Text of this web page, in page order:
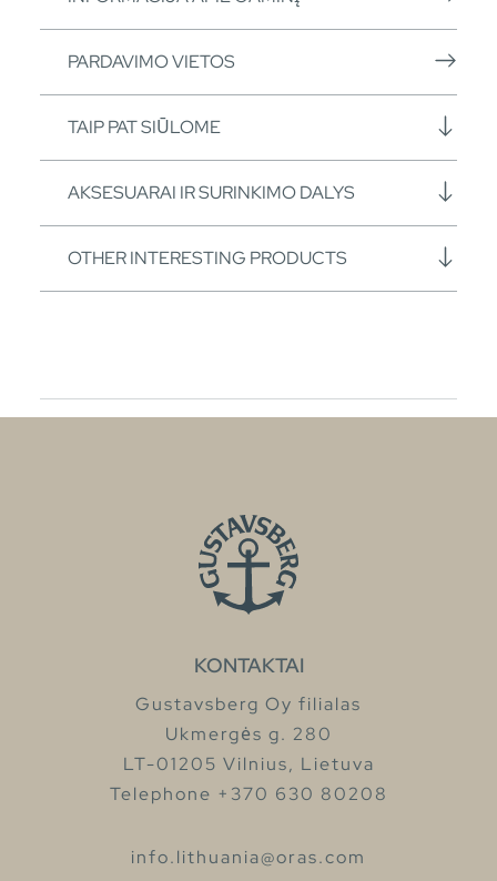
PARDAVIMO VIETOS
TAIP PAT SIŪLOME
AKSESUARAI IR SURINKIMO DALYS
OTHER INTERESTING PRODUCTS
KONTAKTAI
Gustavsberg Oy filialas
Ukmergės g. 280
LT-01205 Vilnius, Lietuva
Telephone +370 630 80208
info.lithuania@oras.com